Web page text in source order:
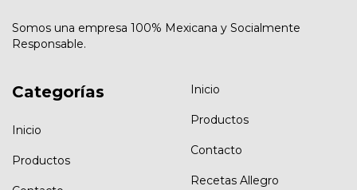
Somos una empresa 100% Mexicana y Socialmente
Responsable.
Categorías
Inicio
Productos
Inicio
Productos
Contacto
Recetas Allegro